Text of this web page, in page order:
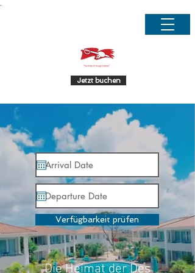
Jetzt buchen
Verfügbarkeit prüfen
Die Heimat der Des